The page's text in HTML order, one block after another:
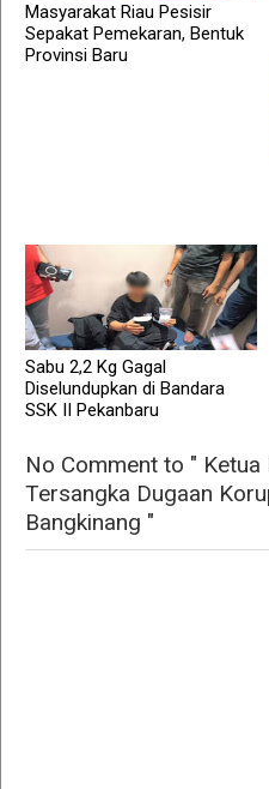
Masyarakat Riau Pesisir
Sepakat Pemekaran, Bentuk
Provinsi Baru
Sabu 2,2 Kg Gagal
Diselundupkan di Bandara
SSK II Pekanbaru
No Comment to " Ketua
Tersangka Dugaan
Bangkinang "